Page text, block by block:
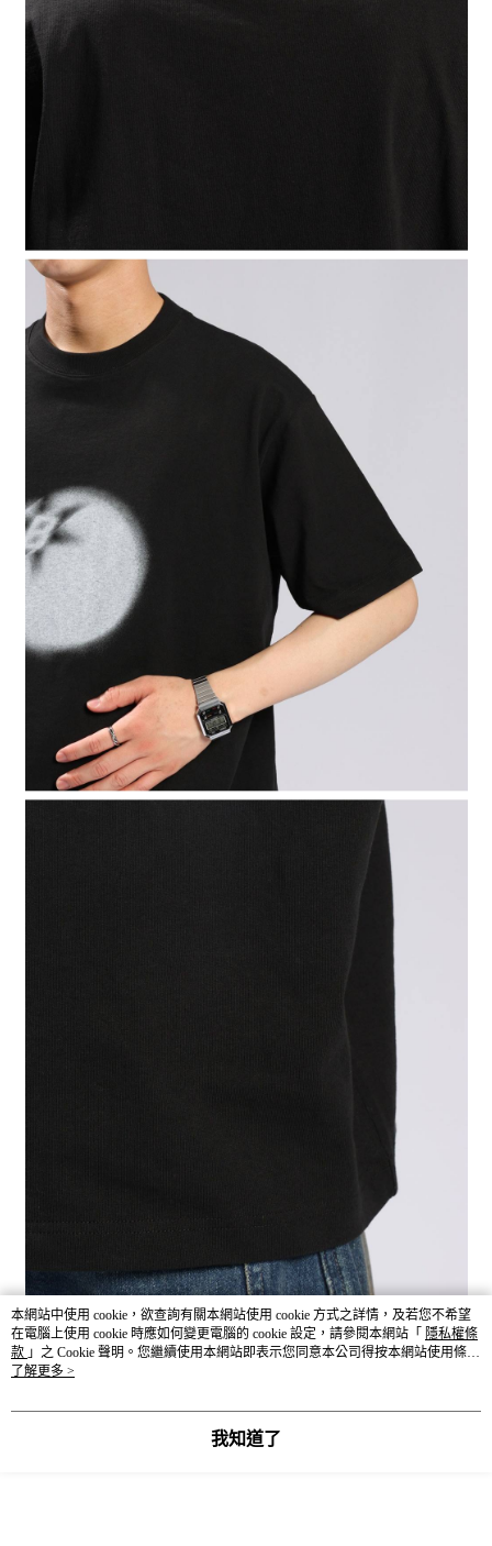
本網站中使用 cookie，欲查詢有關本網站使用 cookie 方式之詳情，及若您不希望
在電腦上使用 cookie 時應如何變更電腦的 cookie 設定，請參閱本網站「 隱私權條
款 」之 Cookie 聲明。您繼續使用本網站即表示您同意本公司得按本網站使用條款
之 Cookie 聲明使用 cookie。
了解更多 >
我知道了